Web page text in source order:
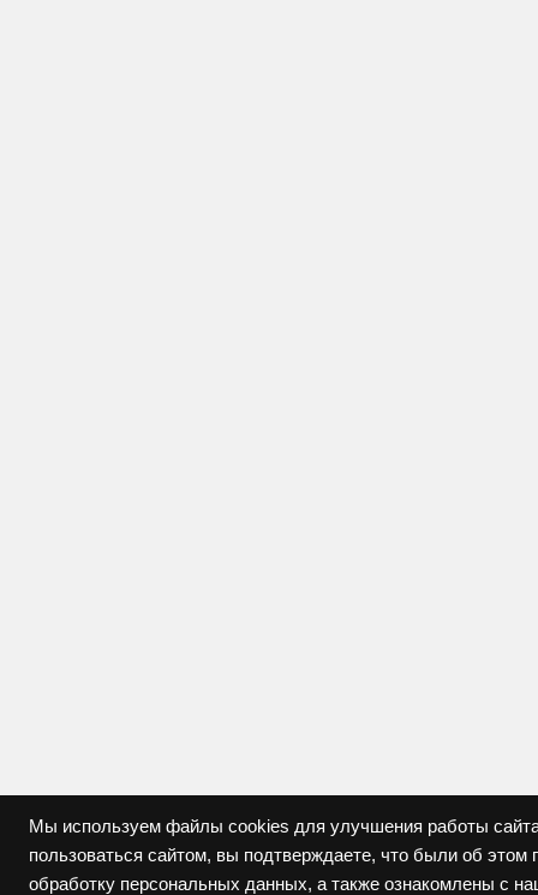
Мы используем файлы cookies для улучшения работы
пользоваться сайтом, вы подтверждаете, что были об
обработку персональных данных, а также ознакомлены с